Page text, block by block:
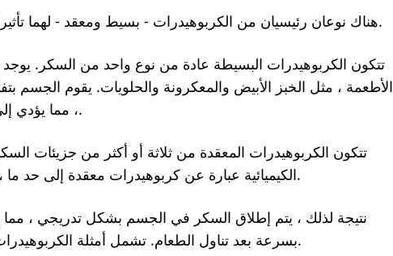
هناك نوعان رئيسيان من الكربوهيدرات - بسيط ومعقد - لهما تأثيرات مختلفة على مستويات السكر في الدم.
تتكون الكربوهيدرات البسيطة عادة من نوع واحد من السكر.
الأطعمة ، مثل الخبز الأبيض والمعكرونة والحلويات. يقوم الجسم
، مما يؤدي إلى ارتفاع مستويات السكر في الدم بسرعة.
تتكون الكربوهيدرات المعقدة من ثلاثة أو أكثر من جزيئات
الكيميائية عبارة عن كربوهيدرات معقدة إلى حد ما ، فقد يستغرق الجسم وقتًا أطول لتكسيرها.
نتيجة لذلك ، يتم إطلاق السكر في الجسم بشكل تدريجي ،
بسرعة بعد تناول الطعام. تشمل أمثلة الكربوهيدرات المعقدة الحبوب الكاملة والبطاطا الحلوة.